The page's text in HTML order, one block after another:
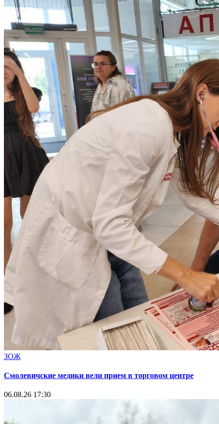
ЗОЖ
Смолевичские медики вели прием в торговом центре
06.08.26 17:30